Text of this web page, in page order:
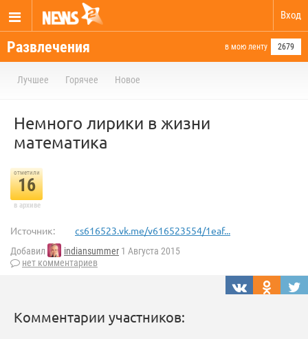
Вход
Развлечения в мою ленту 2679
Лучшее Горячее Новое
Немного лирики в жизни
математика
отметили
16
в архиве
Источник: cs616523.vk.me/v616523554/1eaf...
Добавил indiansummer 1 Августа 2015
нет комментариев
Комментарии участников: